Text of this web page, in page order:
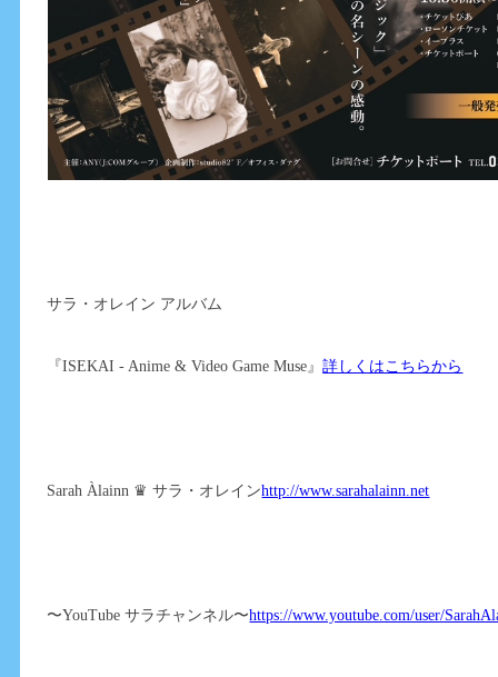
サラ・オレイン アルバム
『ISEKAI - Anime & Video Game Muse』詳しくはこちらから
Sarah Àlainn ♛ サラ・オレインhttp://www.sarahalainn.net
〜YouTube サラチャンネル〜https://www.youtube.com/user/